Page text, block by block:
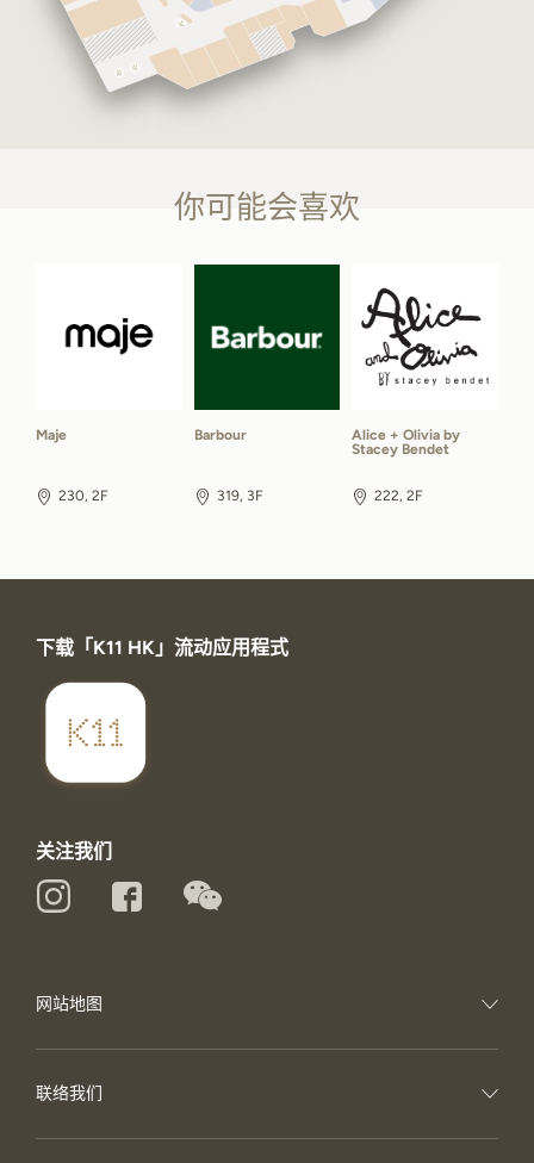
你可能会喜欢
Maje
230, 2F
Barbour
319, 3F
Alice + Olivia by
Stacey Bendet
222, 2F
下载「K11 HK」流动应用程式
关注我们
网站地图
联络我们